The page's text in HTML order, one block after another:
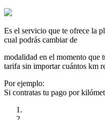
Es el servicio que te ofrece la
cual podrás cambiar de
modalidad en el momento que
tarifa sin importar cuántos km
Por ejemplo:
Si contratas tu pago por